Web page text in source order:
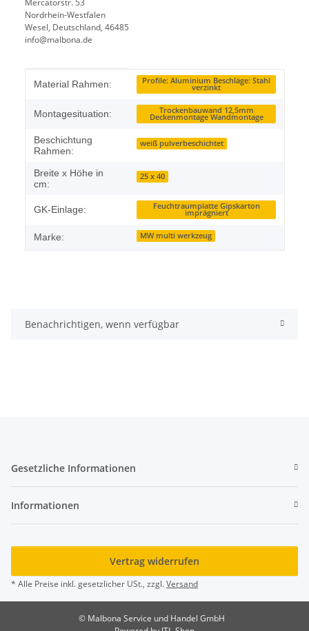
Nordrhein-Westfalen
Wesel, Deutschland, 46485
info@malbona.de
Produkteigenschaft
Wert
Material Rahmen: Profile: Aluminium Beschläge: Stahl
verzinkt
Montagesituation: Trockenbauwand 12,5mm
Deckenmontage Wandmontage
Beschichtung
Rahmen:
weiß pulverbeschichtet
Breite x Höhe in
cm:
25 x 40
GK-Einlage: Feuchtraumplatte Gipskarton
imprägniert
Marke: MW multi werkzeug
Benachrichtigen, wenn verfügbar
Gesetzliche Informationen
Informationen
Vertrag widerrufen
* Alle Preise inkl. gesetzlicher USt., zzgl.Versand
© Malbona Service und Handel GmbH